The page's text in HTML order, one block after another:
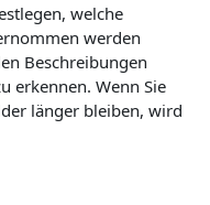
welche
werden
Beschreibungen
erkennen. Wenn Sie
länger bleiben, wird